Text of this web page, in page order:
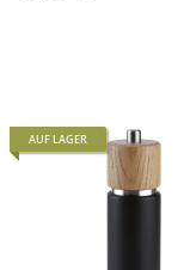
AUF LAGER